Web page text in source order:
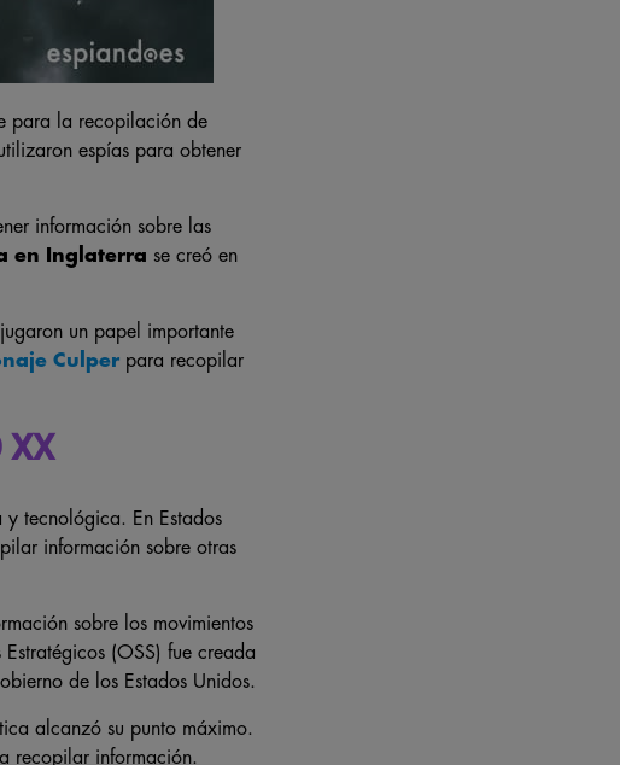
para la recopilación de
espías para obtener
información sobre las
en Inglaterra se creó en
un papel importante
Culperpara recopilar
XX
y tecnológica. En Estados
información sobre otras
sobre los movimientos
(OSS) fue creada
de los Estados Unidos.
alcanzó su punto máximo.
recopilar información.